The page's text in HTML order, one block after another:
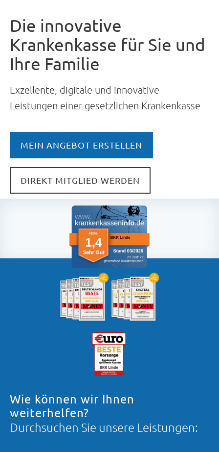
Die innovative
Krankenkasse für Sie und
Ihre Familie
Exzellente, digitale und innovative
Leistungen einer gesetzlichen Krankenkasse
MEIN ANGEBOT ERSTELLEN
DIREKT MITGLIED WERDEN
Wie können wir Ihnen
weiterhelfen?
Durchsuchen Sie unsere Leistungen: